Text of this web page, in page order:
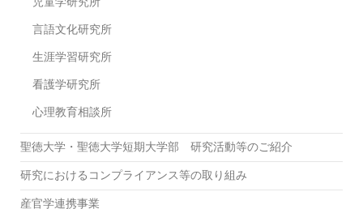
言語文化研究所
生涯学習研究所
看護学研究所
心理教育相談所
聖徳大学・聖徳大学短期大学部 研究活動等のご紹介
研究におけるコンプライアンス等の取り組み
産官学連携事業